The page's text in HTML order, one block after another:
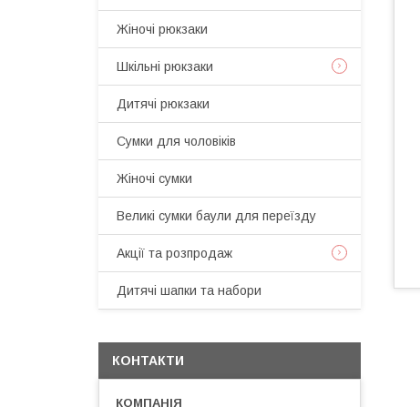
Жіночі рюкзаки
Шкільні рюкзаки
Дитячі рюкзаки
Сумки для чоловіків
Жіночі сумки
Великі сумки баули для переїзду
Акції та розпродаж
Дитячі шапки та набори
КОНТАКТИ